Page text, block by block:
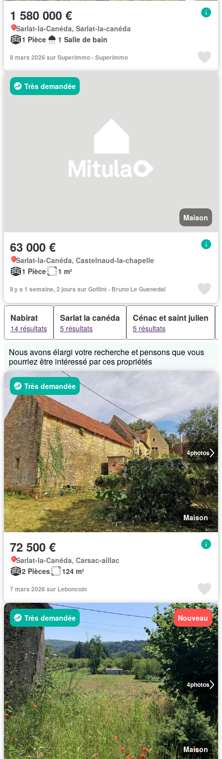
1 580 000 €
Sarlat-la-Canéda, Sarlat-la-canéda
1 Pièce
1 Salle de bain
8 mars 2026 sur Superimmo - Superimmo
Très demandée
Maison
63 000 €
Sarlat-la-Canéda, Castelnaud-la-chapelle
1 Pièce
1 m²
Il y a 1 semaine, 2 jours sur Goflint - Bruno Le Guenedal
Nabirat
14 résultats
Sarlat la canéda
5 résultats
Cénac et saint julien
5 résultats
Nous avons élargi votre recherche et pensons que vous
pourriez être intéressé par ces propriétés
4photos
Très demandée
Maison
72 500 €
Sarlat-la-Canéda, Carsac-aillac
2 Pièces
124 m²
7 mars 2026 sur Leboncoin
4photos
Très demandée Nouveau
Maison